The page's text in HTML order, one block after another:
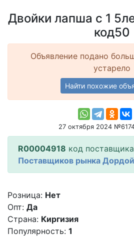
Двойки лапша с 1
код50
Объявление подано
устарело
Найти похожие
27 октября 2024
R00004918 код
Поставщиков рынка Дордой
Розница: Нет
Опт: Да
Страна: Киргизия
Популярность: 1